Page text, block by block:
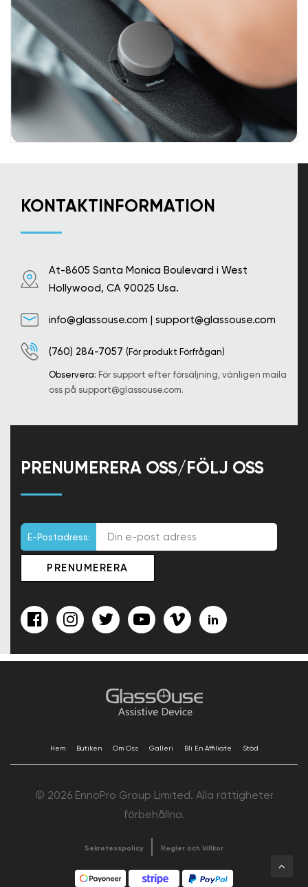
KONTAKTINFORMATION
At-8605 Santa Monica Boulevard i West
Hollywood, CA 90025 Usa.
info@glassouse.com | support@glassouse.com
(760) 284-7057 (För produkt Förfrågan)
Observera: För support efter försäljning, vänligen maila
oss på support@glassouse.com.
PRENUMERERA OSS/FÖLJ OSS
E-Postadress:
Hem Butiken Om Oss Galleri Bli En Affiliate Stöd
© 2026 EnnoPro Group Limited. Alla rättigheter
förbehållna.
Sekretesspolicy Regler och Villkor